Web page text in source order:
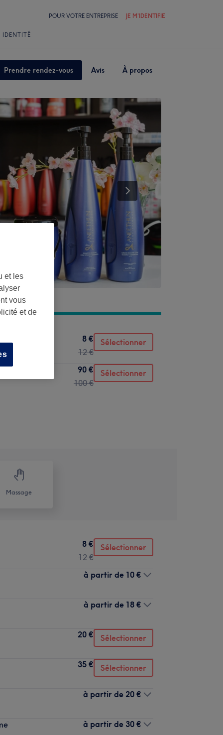
POUR VOTRE ENTREPRISE JE M'IDENTIFIE
IDENTITÉ
Prendre rendez-vous Avis À propos
8 €
12 €
Sélectionner
90 €
100 €
Sélectionner
Massage
8 €
12 €
Sélectionner
à partir de 10 €
à partir de 18 €
20 € Sélectionner
35 € Sélectionner
à partir de 20 €
à partir de 30 €
et les
vous
et de